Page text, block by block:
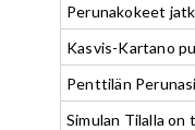
Perunakokeet
Kasvis-Kartano
Penttilän
Simulan Tilalla on